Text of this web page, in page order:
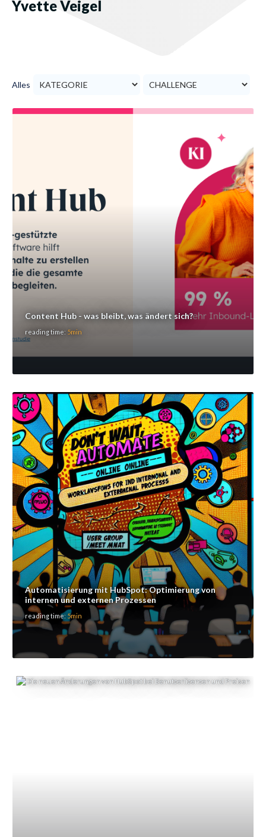
Yvette Veigel
Alles
Content Hub - was bleibt, was ändert sich?
reading time: 5min
Automatisierung mit HubSpot: Optimierung von
internen und externen Prozessen
reading time: 5min